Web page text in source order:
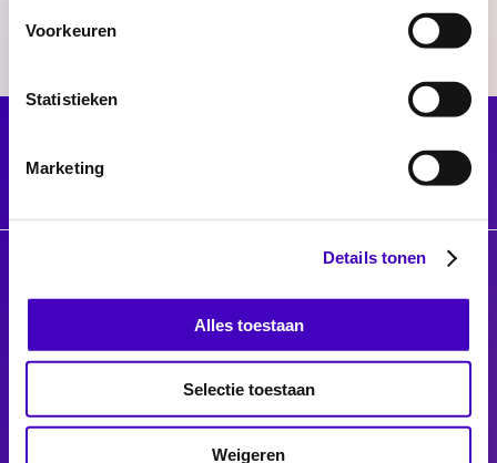
Voorkeuren
Statistieken
Marketing
Details tonen
Alles toestaan
Selectie toestaan
Weigeren
Toegankelijkheidsverklaring
Voor gemeenten
Werken bij RADAR
Facebook
TwitterInstagram